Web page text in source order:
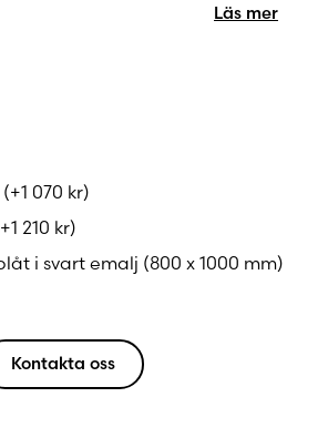
rostig patina som ger
och tidlös karaktär. Den rostiga
som gör att kaminen tål alla
ute året runt utan att ta skada.
är det perfekta valet för dig
och väderbeständig
stor eldstad och generös
Läs mer
(+1 070 kr)
1 210 kr)
i svart emalj (800 x 1000 mm)
Kontakta oss